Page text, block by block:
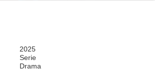
2025
Serie
Drama